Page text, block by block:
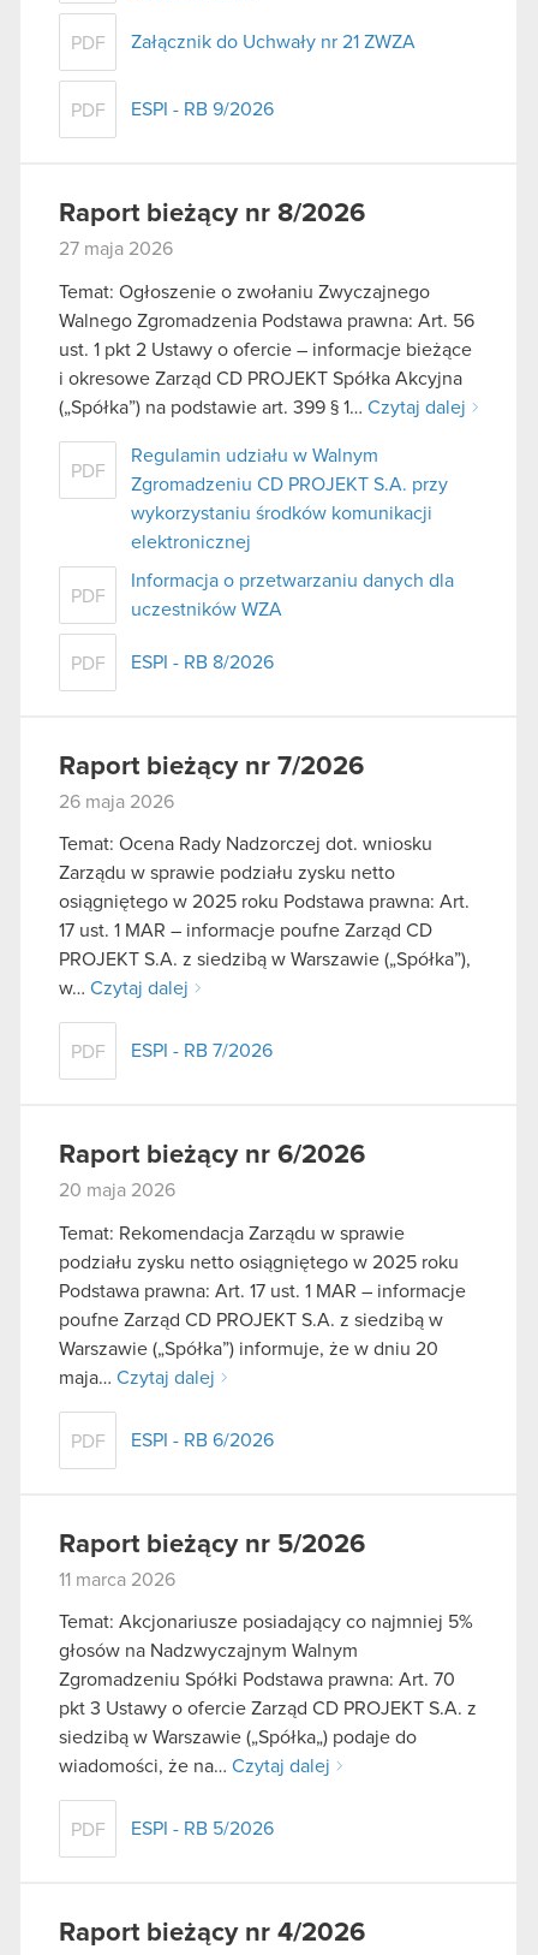
PDF Załącznik do Uchwały nr 21 ZWZA
PDF ESPI - RB 9/2026
Raport bieżący nr 8/2026
27 maja 2026
Temat: Ogłoszenie o zwołaniu Zwyczajnego
Walnego Zgromadzenia Podstawa prawna: Art. 56
ust. 1 pkt 2 Ustawy o ofercie – informacje bieżące
i okresowe Zarząd CD PROJEKT Spółka Akcyjna
(„Spółka”) na podstawie art. 399 § 1… Czytaj dalej
PDF
Regulamin udziału w Walnym
Zgromadzeniu CD PROJEKT S.A. przy
wykorzystaniu środków komunikacji
elektronicznej
PDF
Informacja o przetwarzaniu danych dla
uczestników WZA
PDF ESPI - RB 8/2026
Raport bieżący nr 7/2026
26 maja 2026
Temat: Ocena Rady Nadzorczej dot. wniosku
Zarządu w sprawie podziału zysku netto
osiągniętego w 2025 roku Podstawa prawna: Art.
17 ust. 1 MAR – informacje poufne Zarząd CD
PROJEKT S.A. z siedzibą w Warszawie („Spółka”),
w… Czytaj dalej
PDF ESPI - RB 7/2026
Raport bieżący nr 6/2026
20 maja 2026
Temat: Rekomendacja Zarządu w sprawie
podziału zysku netto osiągniętego w 2025 roku
Podstawa prawna: Art. 17 ust. 1 MAR – informacje
poufne Zarząd CD PROJEKT S.A. z siedzibą w
Warszawie („Spółka”) informuje, że w dniu 20
maja… Czytaj dalej
PDF ESPI - RB 6/2026
Raport bieżący nr 5/2026
11 marca 2026
Temat: Akcjonariusze posiadający co najmniej 5%
głosów na Nadzwyczajnym Walnym
Zgromadzeniu Spółki Podstawa prawna: Art. 70
pkt 3 Ustawy o ofercie Zarząd CD PROJEKT S.A. z
siedzibą w Warszawie („Spółka„) podaje do
wiadomości, że na… Czytaj dalej
PDF ESPI - RB 5/2026
Raport bieżący nr 4/2026